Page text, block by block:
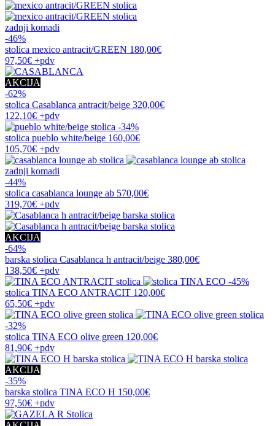
zadnji komadi
-46%
stolica mexico antracit/GREEN 180,00€
97,50€ +pdv
AKCIJA
-62%
stolica Casablanca antracit/beige 320,00€
122,10€ +pdv
-34%
stolica pueblo white/beige 160,00€
105,70€ +pdv
zadnji komadi
-44%
stolica casablanca lounge ab 570,00€
319,70€ +pdv
AKCIJA
-64%
barska stolica Casablanca h antracit/beige 380,00€
138,50€ +pdv
-45%
stolica TINA ECO ANTRACIT 120,00€
65,50€ +pdv
-32%
stolica TINA ECO olive green 120,00€
81,90€ +pdv
AKCIJA
-35%
barska stolica TINA ECO H 150,00€
97,50€ +pdv